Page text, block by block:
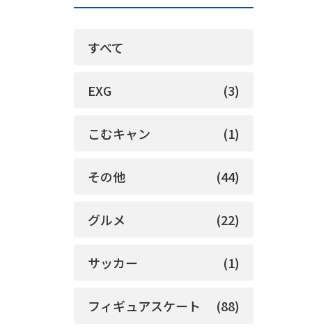
すべて
EXG (3)
こむキャン (1)
その他 (44)
グルメ (22)
サッカー (1)
フィギュアスケート (88)